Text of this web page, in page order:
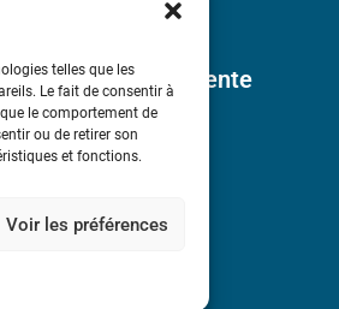
telles que les
Le fait de consentir à
le comportement de
ou de retirer son
et fonctions.
Voir les préférences
Générales de Vente
légales